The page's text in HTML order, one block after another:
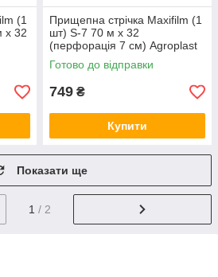
(1
х 32
Прищепна стрічка Maxifilm (1
шт) S-7 70 м х 32
(перфорація 7 см) Agroplast
Італія
Готово до відправки
749 ₴
Купити
Показати ще
1 / 2